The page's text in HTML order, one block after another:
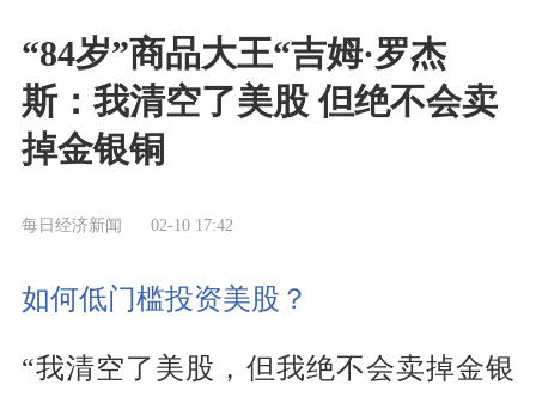
“84岁”商品大王“吉姆·罗杰
斯：我清空了美股 但绝不会卖
掉金银铜
每日经济新闻 02-10 17:42
如何低门槛投资美股？
“我清空了美股，但我绝不会卖掉金银